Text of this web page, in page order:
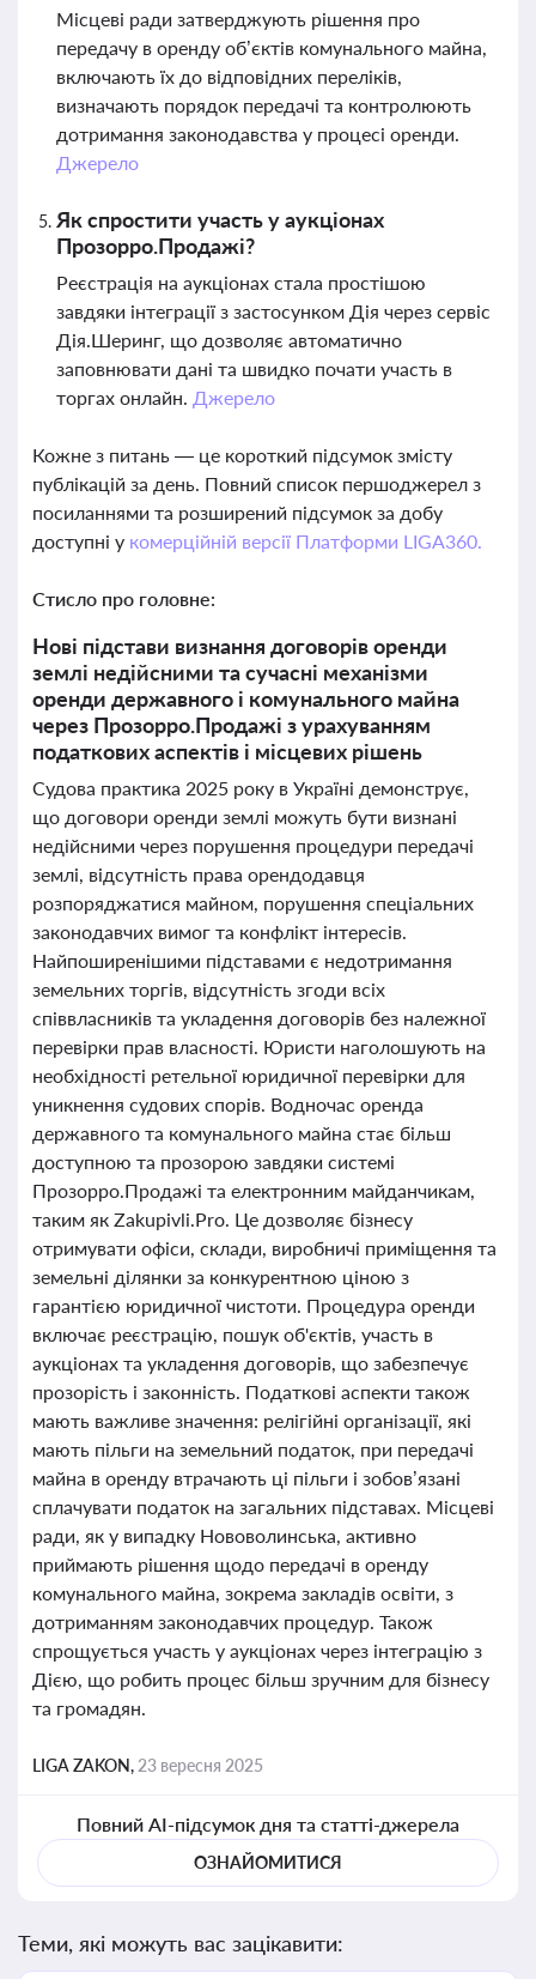
Місцеві ради затверджують рішення про
передачу в оренду об’єктів комунального майна,
включають їх до відповідних переліків,
визначають порядок передачі та контролюють
дотримання законодавства у процесі оренди.
Джерело
Як спростити участь у аукціонах
Прозорро.Продажі?
Реєстрація на аукціонах стала простішою
завдяки інтеграції з застосунком Дія через сервіс
Дія.Шеринг, що дозволяє автоматично
заповнювати дані та швидко почати участь в
торгах онлайн. Джерело
Кожне з питань — це короткий підсумок змісту
публікацій за день. Повний список першоджерел з
посиланнями та розширений підсумок за добу
доступні у комерційній версії Платформи LIGA360.
Стисло про головне:
Нові підстави визнання договорів оренди
землі недійсними та сучасні механізми
оренди державного і комунального майна
через Прозорро.Продажі з урахуванням
податкових аспектів і місцевих рішень
Судова практика 2025 року в Україні демонструє,
що договори оренди землі можуть бути визнані
недійсними через порушення процедури передачі
землі, відсутність права орендодавця
розпоряджатися майном, порушення спеціальних
законодавчих вимог та конфлікт інтересів.
Найпоширенішими підставами є недотримання
земельних торгів, відсутність згоди всіх
співвласників та укладення договорів без належної
перевірки прав власності. Юристи наголошують на
необхідності ретельної юридичної перевірки для
уникнення судових спорів. Водночас оренда
державного та комунального майна стає більш
доступною та прозорою завдяки системі
Прозорро.Продажі та електронним майданчикам,
таким як Zakupivli.Pro. Це дозволяє бізнесу
отримувати офіси, склади, виробничі приміщення та
земельні ділянки за конкурентною ціною з
гарантією юридичної чистоти. Процедура оренди
включає реєстрацію, пошук об'єктів, участь в
аукціонах та укладення договорів, що забезпечує
прозорість і законність. Податкові аспекти також
мають важливе значення: релігійні організації, які
мають пільги на земельний податок, при передачі
майна в оренду втрачають ці пільги і зобов’язані
сплачувати податок на загальних підставах. Місцеві
ради, як у випадку Нововолинська, активно
приймають рішення щодо передачі в оренду
комунального майна, зокрема закладів освіти, з
дотриманням законодавчих процедур. Також
спрощується участь у аукціонах через інтеграцію з
Дією, що робить процес більш зручним для бізнесу
та громадян.
LIGA ZAKON, 23 вересня 2025
Повний AI-підсумок дня та статті-джерела
ОЗНАЙОМИТИСЯ
Теми, які можуть вас зацікавити: